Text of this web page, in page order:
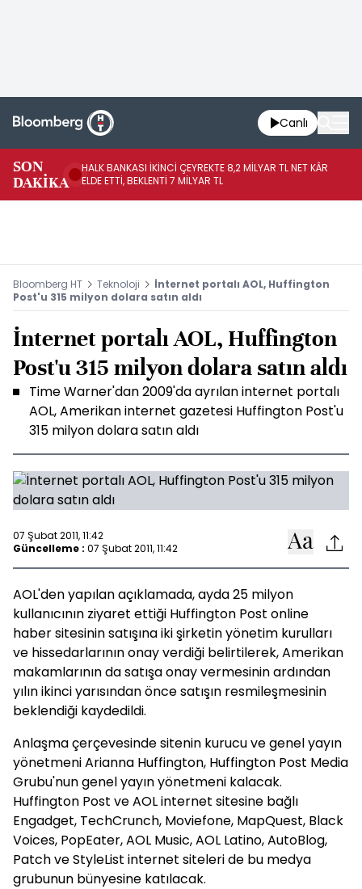
Canlı
SON
DAKİKA
HALK BANKASI İKİNCİ ÇEYREKTE 8,2 MİLYAR TL NET KÂR
ELDE ETTİ, BEKLENTİ 7 MİLYAR TL
Bloomberg HT Teknoloji
İnternet portalı AOL, Huffington
Post'u 315 milyon dolara satın aldı
İnternet portalı AOL, Huffington
Post'u 315 milyon dolara satın aldı
Time Warner'dan 2009'da ayrılan internet portalı
AOL, Amerikan internet gazetesi Huffington Post'u
315 milyon dolara satın aldı
07 Şubat 2011, 11:42
Güncelleme : 07 Şubat 2011, 11:42
AOL'den yapılan açıklamada, ayda 25 milyon
kullanıcının ziyaret ettiği Huffington Post online
haber sitesinin satışına iki şirketin yönetim kurulları
ve hissedarlarının onay verdiği belirtilerek, Amerikan
makamlarının da satışa onay vermesinin ardından
yılın ikinci yarısından önce satışın resmileşmesinin
beklendiği kaydedildi.
Anlaşma çerçevesinde sitenin kurucu ve genel yayın
yönetmeni Arianna Huffington, Huffington Post Media
Grubu'nun genel yayın yönetmeni kalacak.
Huffington Post ve AOL internet sitesine bağlı
Engadget, TechCrunch, Moviefone, MapQuest, Black
Voices, PopEater, AOL Music, AOL Latino, AutoBlog,
Patch ve StyleList internet siteleri de bu medya
grubunun bünyesine katılacak.